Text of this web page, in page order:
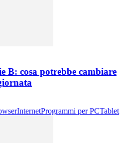
B: cosa potrebbe cambiare
InternetProgrammi per PCTablet